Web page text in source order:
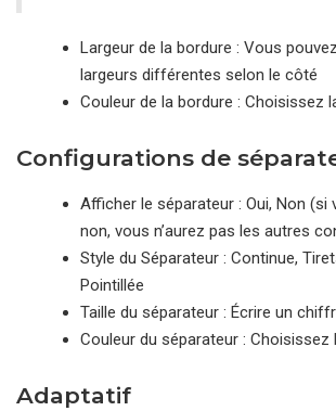
Largeur de la bordure : Vous
largeurs différentes selon le côté
Couleur de la bordure : Choisissez
Configurations de
Afficher le séparateur : Oui, Non (si
non, vous n’aurez pas les autres
Style du Séparateur : Continue,
Pointillée
Taille du séparateur : Écrire un
Couleur du séparateur : Choisissez
Adaptatif